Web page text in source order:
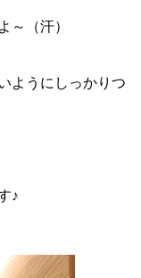
～（汗）
ようにしっかりつ
♪